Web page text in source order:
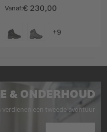
Vanaf € 230,00
& ONDERHOUD
verdienen een tweede avontuur